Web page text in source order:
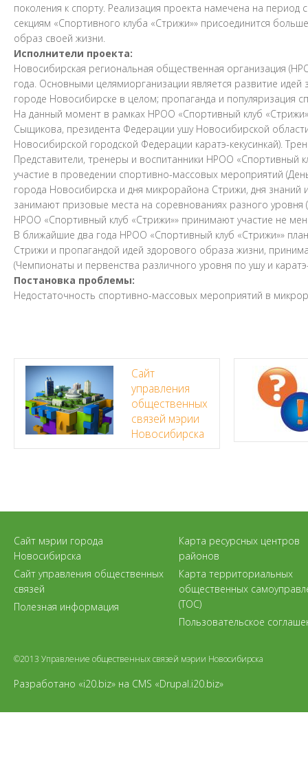
поколения к спорту. Реализация проекта намечена на
секциям «Спортивного клуба «Стрижи»» присоединится
образ своей жизни.
Исполнители проекта:
Новосибирская региональная общественная организация
года. Основными целямиорганизации является развитие
городе Новосибирске в целом; пропаганда и популяризация
На данный момент в рамках НРОО «Спортивный клуб
Сыщикова, президента Федерации ушу Новосибирской
Новосибирской городской Федерации каратэ-кекусинкай).
Представители, тренеры и воспитанники НРОО «Спортивный
участие в проведении спортивно-массовых мероприятий
города Новосибирска и дня микрорайона Стрижи, дня
занимают призовые места на соревнованиях разного
НРОО «Спортивный клуб «Стрижи»» принимают участие не
В ближайшие два года НРОО «Спортивный клуб «Стрижи»»
Стрижи и пропагандой идей здорового образа жизни,
(Чемпионаты и первенства различного уровня по ушу и каратэ-
Постановка проблемы:
Недостаточность спортивно-массовых мероприятий в
Сайт
управления
общественных
связей мэрии
Новосибирска
Сайт мэрии города
Новосибирска
Сайт управления общественных
связей
Полезная информация
Карта ресурсных центров
районов
Карта территориальных
общественных
(ТОС)
Пользовательское
©2013 Управление общественных связей мэрии Новосибирска
Разработано «i20.biz» на CMS «Drupal.i20.biz»